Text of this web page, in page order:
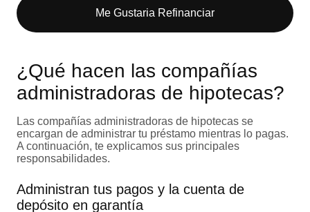
Me Gustaria Refinanciar
¿Qué hacen las compañías
administradoras de hipotecas?
Las compañías administradoras de hipotecas se
encargan de administrar tu préstamo mientras lo pagas.
A continuación, te explicamos sus principales
responsabilidades.
Administran tus pagos y la cuenta de
depósito en garantía